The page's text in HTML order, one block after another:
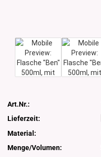
Art.Nr.:
Lieferzeit:
Material:
Menge/Volumen: